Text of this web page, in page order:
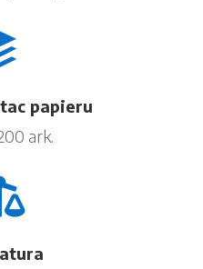
papieru
ark.